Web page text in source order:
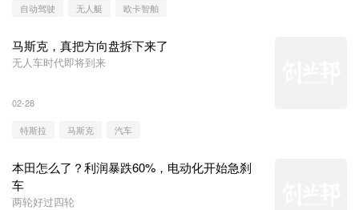
自动驾驶 无人艇 欧卡智舶
马斯克，真把方向盘拆下来了
无人车时代即将到来
02-28
特斯拉 马斯克 汽车
本田怎么了？利润暴跌60%，电动化开始急刹
车
两轮好过四轮